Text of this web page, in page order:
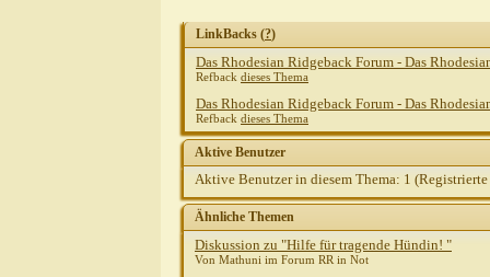
LinkBacks (?)
Das Rhodesian Ridgeback Forum - Das
Refback dieses Thema
Das Rhodesian Ridgeback Forum - Das
Refback dieses Thema
Aktive Benutzer
Aktive Benutzer in diesem Thema: 1
Ähnliche Themen
Diskussion zu "Hilfe für tragende Hündin! "
Von Mathuni im Forum RR in Not